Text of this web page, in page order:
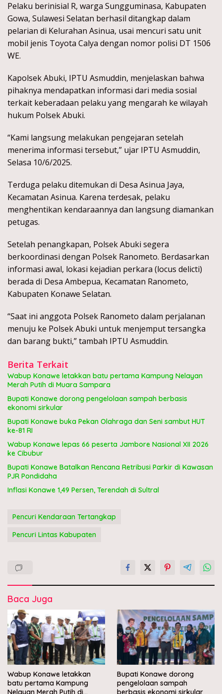
Pelaku berinisial R, warga Sungguminasa, Kabupaten
Gowa, Sulawesi Selatan berhasil ditangkap dalam
pelarian di Kelurahan Asinua, usai mencuri satu unit
mobil jenis Toyota Calya dengan nomor polisi DT 1506
WE.
Kapolsek Abuki, IPTU Asmuddin, menjelaskan bahwa
pihaknya mendapatkan informasi dari media sosial
terkait keberadaan pelaku yang mengarah ke wilayah
hukum Polsek Abuki.
“Kami langsung melakukan pengejaran setelah
menerima informasi tersebut,” ujar IPTU Asmuddin,
Selasa 10/6/2025.
Terduga pelaku ditemukan di Desa Asinua Jaya,
Kecamatan Asinua. Karena terdesak, pelaku
menghentikan kendaraannya dan langsung diamankan
petugas.
Setelah penangkapan, Polsek Abuki segera
berkoordinasi dengan Polsek Ranometo. Berdasarkan
informasi awal, lokasi kejadian perkara (locus delicti)
berada di Desa Ambepua, Kecamatan Ranometo,
Kabupaten Konawe Selatan.
“Saat ini anggota Polsek Ranometo dalam perjalanan
menuju ke Polsek Abuki untuk menjemput tersangka
dan barang bukti,” tambah IPTU Asmuddin.
Berita Terkait
Wabup Konawe letakkan batu pertama Kampung Nelayan
Merah Putih di Muara Sampara
Bupati Konawe dorong pengelolaan sampah berbasis
ekonomi sirkular
Bupati Konawe buka Pekan Olahraga dan Seni sambut HUT
ke-81 RI
Wabup Konawe lepas 66 peserta Jambore Nasional XII 2026
ke Cibubur
Bupati Konawe Batalkan Rencana Retribusi Parkir di Kawasan
PJR Pondidaha
Inflasi Konawe 1,49 Persen, Terendah di Sultral
Pencuri Kendaraan Tertangkap
Pencuri Lintas Kabupaten
Baca Juga
Wabup Konawe letakkan
batu pertama Kampung
Nelayan Merah Putih di
Bupati Konawe dorong
pengelolaan sampah
berbasis ekonomi sirkular